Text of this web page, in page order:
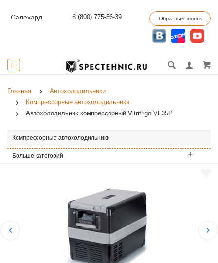
Салехард 8 (800) 775-56-39 Обратный звонок
Главная
Автохолодильники
Компрессорные автохолодильники
Автохолодильник компрессорный Vitrifrigo VF35P
Компрессорные автохолодильники
Больше категорий